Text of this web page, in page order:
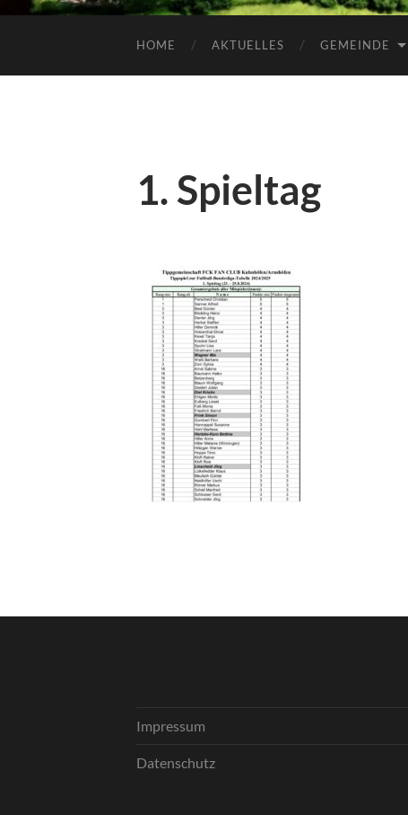
HOME AKTUELLES GEMEINDE
1. Spieltag
Impressum
Datenschutz